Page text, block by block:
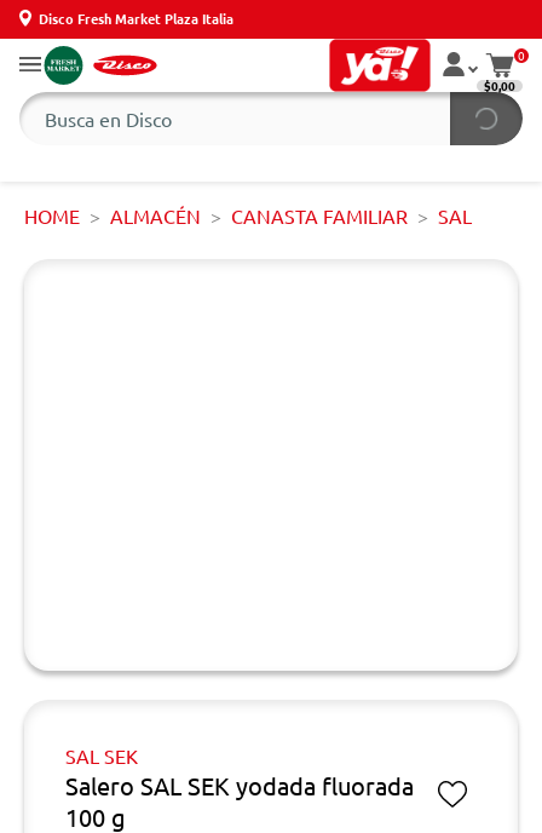
Disco Fresh Market Plaza Italia
0
$0,00
HOME ALMACÉN CANASTA FAMILIAR SAL
SAL SEK
Salero SAL SEK yodada fluorada
100 g